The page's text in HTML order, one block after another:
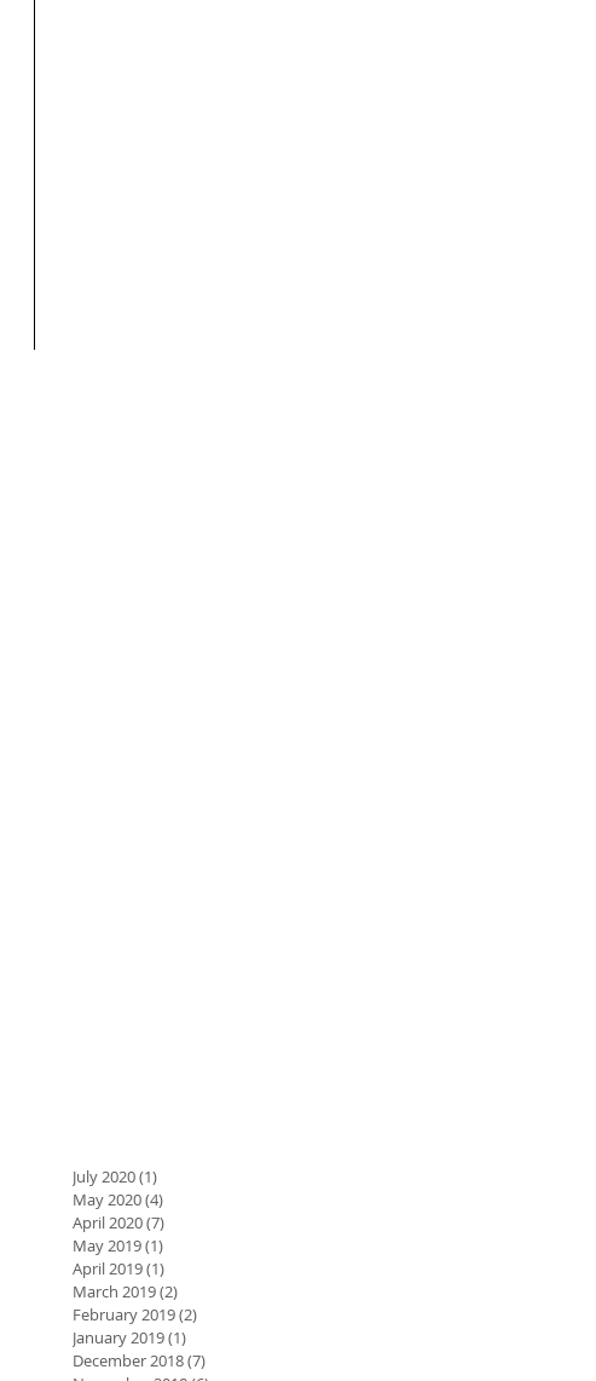
July 2020(1)
May 2020(4)
April 2020(7)
May 2019(1)
April 2019(1)
March 2019(2)
February 2019(2)
January 2019(1)
December 2018(7)